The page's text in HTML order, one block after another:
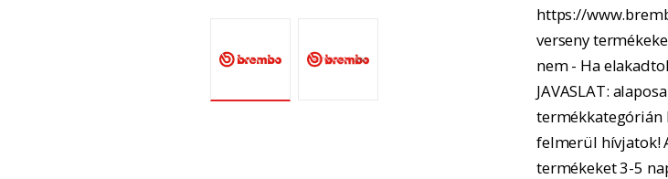
https://
verseny
nem - Ha
JAVASLAT:
termékkategórián
felmerül hívjatok!
termékeket 3-5